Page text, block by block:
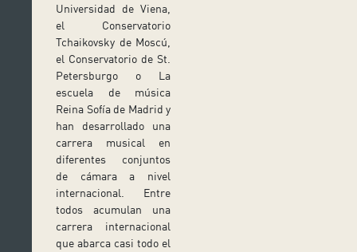
Universidad de Viena,
el Conservatorio
Tchaikovsky de Moscú,
el Conservatorio de St.
Petersburgo o La
escuela de música
Reina Sofía de Madrid y
han desarrollado una
carrera musical en
diferentes conjuntos
de cámara a nivel
internacional. Entre
todos acumulan una
carrera internacional
que abarca casi todo el